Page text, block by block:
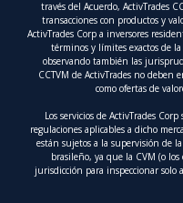
través del Acuerdo, ActivTrades
transacciones con productos y
ActivTrades Corp a inversores
términos y límites exactos de
observando también las
CCTVM de ActivTrades no
como ofertas de
Los servicios de ActivTrades
regulaciones aplicables a dicho
están sujetos a la supervisión de
brasileño, ya que la CVM (o
jurisdicción para inspeccionar solo